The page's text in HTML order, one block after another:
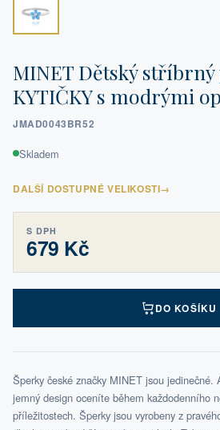
MINET Dětský
KYTIČKY s modrými
JMAD0043BR52
Skladem
DALŠÍ DOSTUPNÉ VELIKOSTI→
S DPH
679 Kč
DO KOŠÍKU
Šperky české značky MINET jsou
jemný design oceníte během každodenního
příležitostech. Šperky jsou vyrobeny z